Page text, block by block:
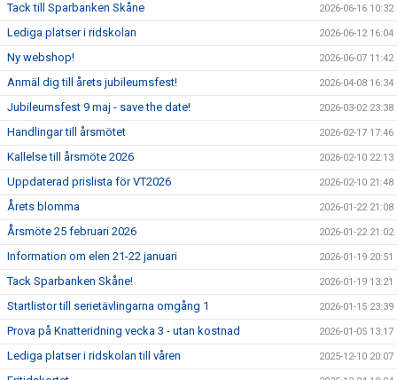
BLI SPONSOR!
KLUBBSHOP
MEDLEMSKAP
HIPPOCRATES
LEKTIONSPLANERING RIDSKOLA
Tack till Sparbanken Skåne 2026-06-16 10:32
Lediga platser i ridskolan 2026-06-12 16:04
Ny webshop! 2026-06-07 11:42
Anmäl dig till årets jubileumsfest! 2026-04-08 16:34
Jubileumsfest 9 maj - save the date! 2026-03-02 23:38
Handlingar till årsmötet 2026-02-17 17:46
Kallelse till årsmöte 2026 2026-02-10 22:13
Uppdaterad prislista för VT2026 2026-02-10 21:48
Årets blomma 2026-01-22 21:08
Årsmöte 25 februari 2026 2026-01-22 21:02
Information om elen 21-22 januari 2026-01-19 20:51
Tack Sparbanken Skåne! 2026-01-19 13:21
Startlistor till serietävlingarna omgång 1 2026-01-15 23:39
Prova på Knatteridning vecka 3 - utan kostnad 2026-01-05 13:17
Lediga platser i ridskolan till våren 2025-12-10 20:07